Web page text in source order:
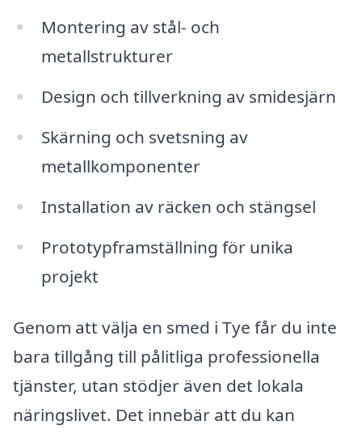
Montering av stål- och
metallstrukturer
Design och tillverkning av smidesjärn
Skärning och svetsning av
metallkomponenter
Installation av räcken och stängsel
Prototypframställning för unika
projekt
Genom att välja en smed i Tye får du inte
bara tillgång till pålitliga professionella
tjänster, utan stödjer även det lokala
näringslivet. Det innebär att du kan